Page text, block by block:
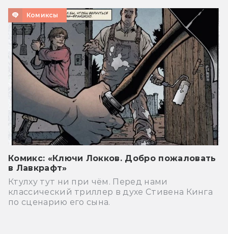
Комиксы
Комикс: «Ключи Локков. Добро пожаловать
в Лавкрафт»
Ктулху тут ни при чём. Перед нами
классический триллер в духе Стивена Кинга
по сценарию его сына.